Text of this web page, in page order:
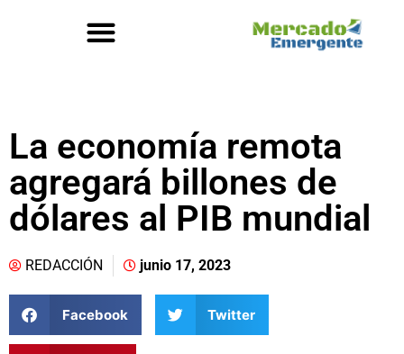
La economía remota
agregará billones de
dólares al PIB mundial
REDACCIÓN junio 17, 2023
Facebook Twitter